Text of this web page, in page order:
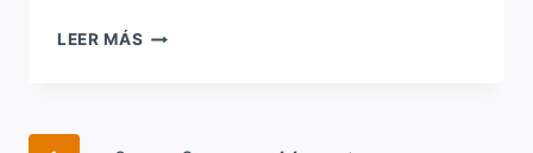
LEER MÁS KAOS